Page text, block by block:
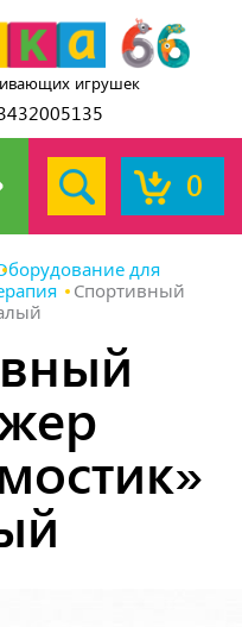
игрушек
0
для
Спортивный